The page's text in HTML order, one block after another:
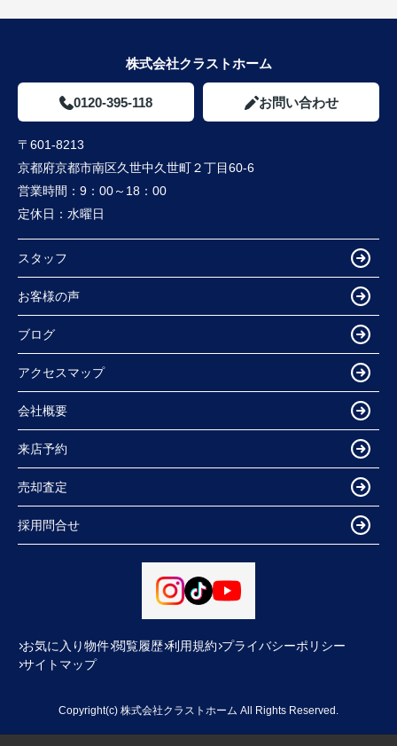
株式会社クラストホーム
0120-395-118 お問い合わせ
〒601-8213
京都府京都市南区久世中久世町２丁目60-6
営業時間： 9：00～18：00
定休日： 水曜日
スタッフ
お客様の声
ブログ
アクセスマップ
会社概要
来店予約
売却査定
採用問合せ
お気に入り物件 閲覧履歴 利用規約 プライバシーポリシー
サイトマップ
Copyright(c) 株式会社クラストホーム All Rights Reserved.